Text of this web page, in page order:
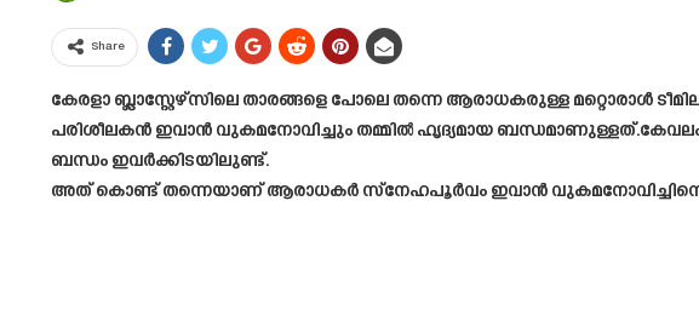
Share
കേരളാ ബ്ലാസ്റ്റേഴ്‌സിലെ താരങ്ങളെ പോലെ തന്നെ ആരാധകരുള്ള
പരിശീലകൻ ഇവാൻ വുകമനോവിച്ചും തമ്മിൽ ഹൃദ്യമായ ബന്ധമാണുള്ളത്.കേവലം
ബന്ധം ഇവർക്കിടയിലുണ്ട്.
അത് കൊണ്ട് തന്നെയാണ് ആരാധകർ സ്നേഹപൂർവം ഇവാൻ വുകമനോവിച്ചിനെ